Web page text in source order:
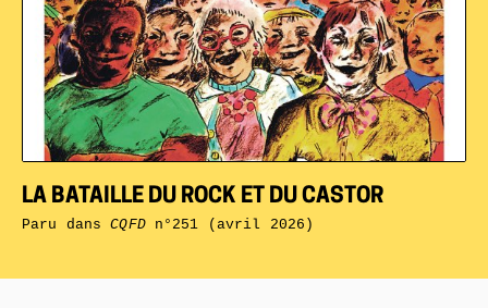
LA BATAILLE DU ROCK ET DU CASTOR
Paru dansCQFDn°251 (avril 2026)